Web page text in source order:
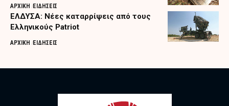
ΑΡΧΙΚΗ ΕΙΔΗΣΕΙΣ
ΕΛΔΥΣΑ: Νέες καταρρίψεις από τους
Ελληνικούς Patriot
ΑΡΧΙΚΗ ΕΙΔΗΣΕΙΣ